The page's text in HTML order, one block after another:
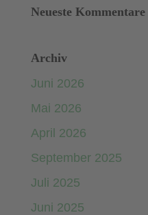
Neueste Kommentare
Archiv
Juni 2026
Mai 2026
April 2026
September 2025
Juli 2025
Juni 2025